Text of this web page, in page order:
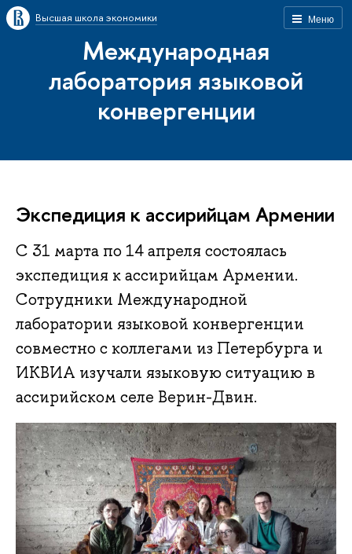
Меню
Высшая школа экономики
Международная
лаборатория языковой
конвергенции
Экспедиция к ассирийцам Армении
С 31 марта по 14 апреля состоялась
экспедиция к ассирийцам Армении.
Сотрудники Международной
лаборатории языковой конвергенции
совместно с коллегами из Петербурга и
ИКВИА изучали языковую ситуацию в
ассирийском селе Верин-Двин.